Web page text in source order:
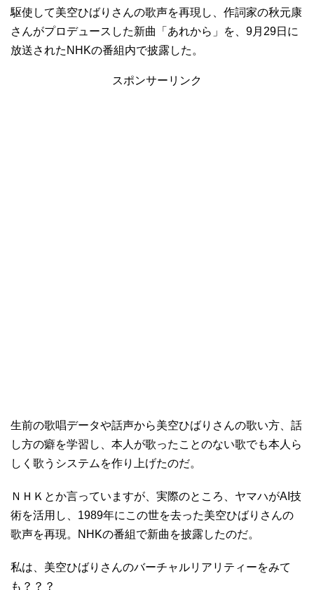
駆使して美空ひばりさんの歌声を再現し、作詞家の秋元康
さんがプロデュースした新曲「あれから」を、9月29日に
放送されたNHKの番組内で披露した。
スポンサーリンク
生前の歌唱データや話声から美空ひばりさんの歌い方、話
し方の癖を学習し、本人が歌ったことのない歌でも本人ら
しく歌うシステムを作り上げたのだ。
ＮＨＫとか言っていますが、実際のところ、ヤマハがAI技
術を活用し、1989年にこの世を去った美空ひばりさんの
歌声を再現。NHKの番組で新曲を披露したのだ。
私は、美空ひばりさんのバーチャルリアリティーをみて
も？？？